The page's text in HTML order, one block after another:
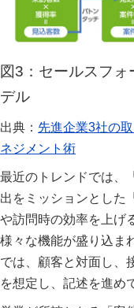
図3：セールスフ
デル
出典： 先進企業3社の
ネジメント術
最近のトレンドでは、
出をミッションとした
や訪問時の効率を上げ
様々な機能が盛り込ま
では、顧客と対面し、
を想定し、記述を進め